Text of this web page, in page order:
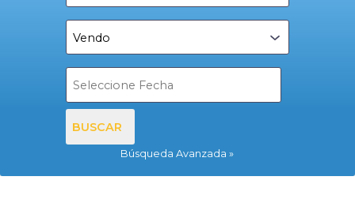
BUSCAR
Búsqueda Avanzada